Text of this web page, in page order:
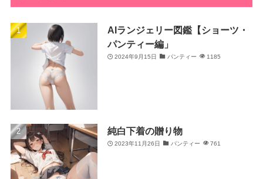
AIランジェリー図鑑【ショーツ・
パンティー編」
2024年9月15日 パンティー 1185
純白下着の贈り物
2023年11月26日 パンティー 761